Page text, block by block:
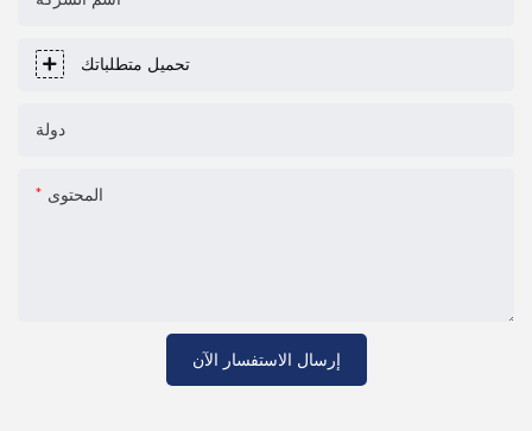
تحميل متطلباتك
دولة
المحتوى
إرسال الاستفسار الآن